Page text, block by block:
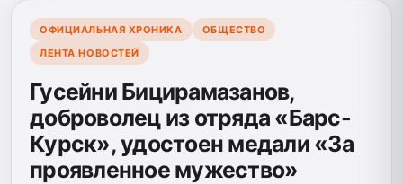
ОФИЦИАЛЬНАЯ ХРОНИКА
ОБЩЕСТВО
ЛЕНТА НОВОСТЕЙ
Гусейни Бицирамазанов,
доброволец из отряда «Барс-
Курск», удостоен медали «За
проявленное мужество»